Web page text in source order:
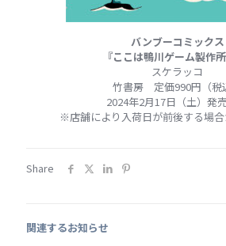
バンブーコミックス
『ここは鴨川ゲーム製作
スケラッコ
竹書房 定価990円（税
2024年2月17日（土）発
※店舗により入荷日が前後する場合
Share
関連するお知らせ